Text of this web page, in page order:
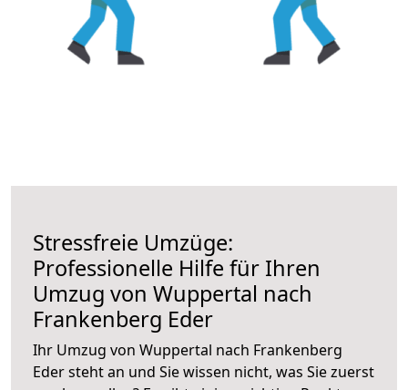
Stressfreie Umzüge:
Professionelle Hilfe für Ihren
Umzug von Wuppertal nach
Frankenberg Eder
Ihr Umzug von Wuppertal nach Frankenberg
Eder steht an und Sie wissen nicht, was Sie zuerst